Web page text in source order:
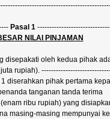
Pasal 1
NILAI PINJAMAN
disepakati oleh kedua pihak
rupiah).
diserahkan pihak pertama
tanganan tanda terima
ribu rupiah) yang
masing-masing mempunyai